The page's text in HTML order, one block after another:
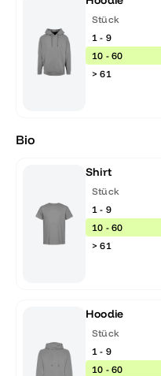
Stück
1 - 9
10 - 60
> 61
Bio
Shirt
Stück
1 - 9
10 - 60
> 61
Hoodie
Stück
1 - 9
10 - 60